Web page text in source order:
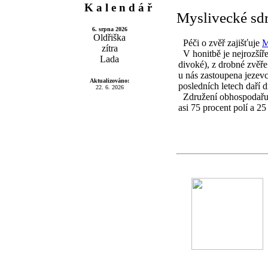
K a l e n d á ř
6. srpna 2026
Oldřiška
zítra
Lada
Aktualizováno:
22. 6. 2026
Myslivecké
Péči o zvěř zajišťuje
V honitbě je
divoké), z drobné
u nás zastoupena
posledních letech daří
Združení
asi 75 procent polí a